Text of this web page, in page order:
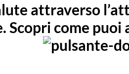
attraverso
Scopri come puoi